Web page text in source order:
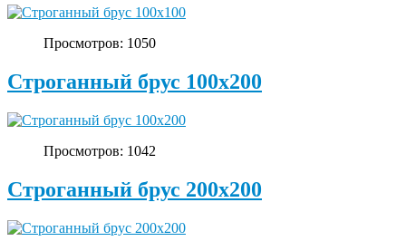
Просмотров: 1050
Строганный брус 100х200
Просмотров: 1042
Строганный брус 200х200